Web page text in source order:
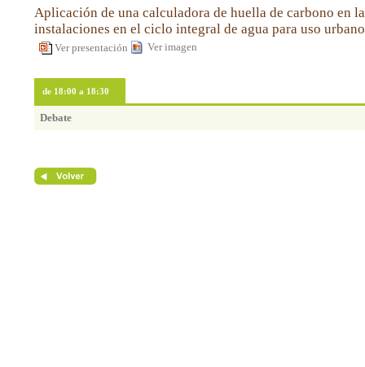
Aplicación de una calculadora de huella de carbono en
instalaciones en el ciclo integral de agua para uso
Ver presentación Ver imagen
de 18:00 a 18:30
Debate